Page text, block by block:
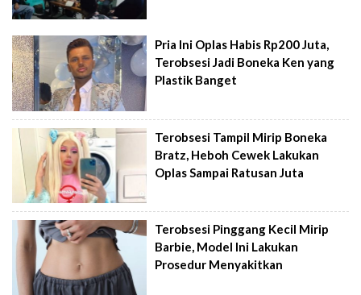
Pria Ini Oplas Habis Rp200 Juta,
Terobsesi Jadi Boneka Ken yang
Plastik Banget
Terobsesi Tampil Mirip Boneka
Bratz, Heboh Cewek Lakukan
Oplas Sampai Ratusan Juta
Terobsesi Pinggang Kecil Mirip
Barbie, Model Ini Lakukan
Prosedur Menyakitkan